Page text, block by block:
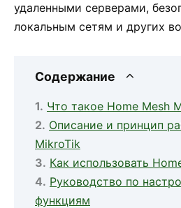
удаленными серверами,
локальным сетям и других
Содержание
Что такое Home Mesh
Описание и принцип
MikroTik
Как использовать
Руководство по
функциям